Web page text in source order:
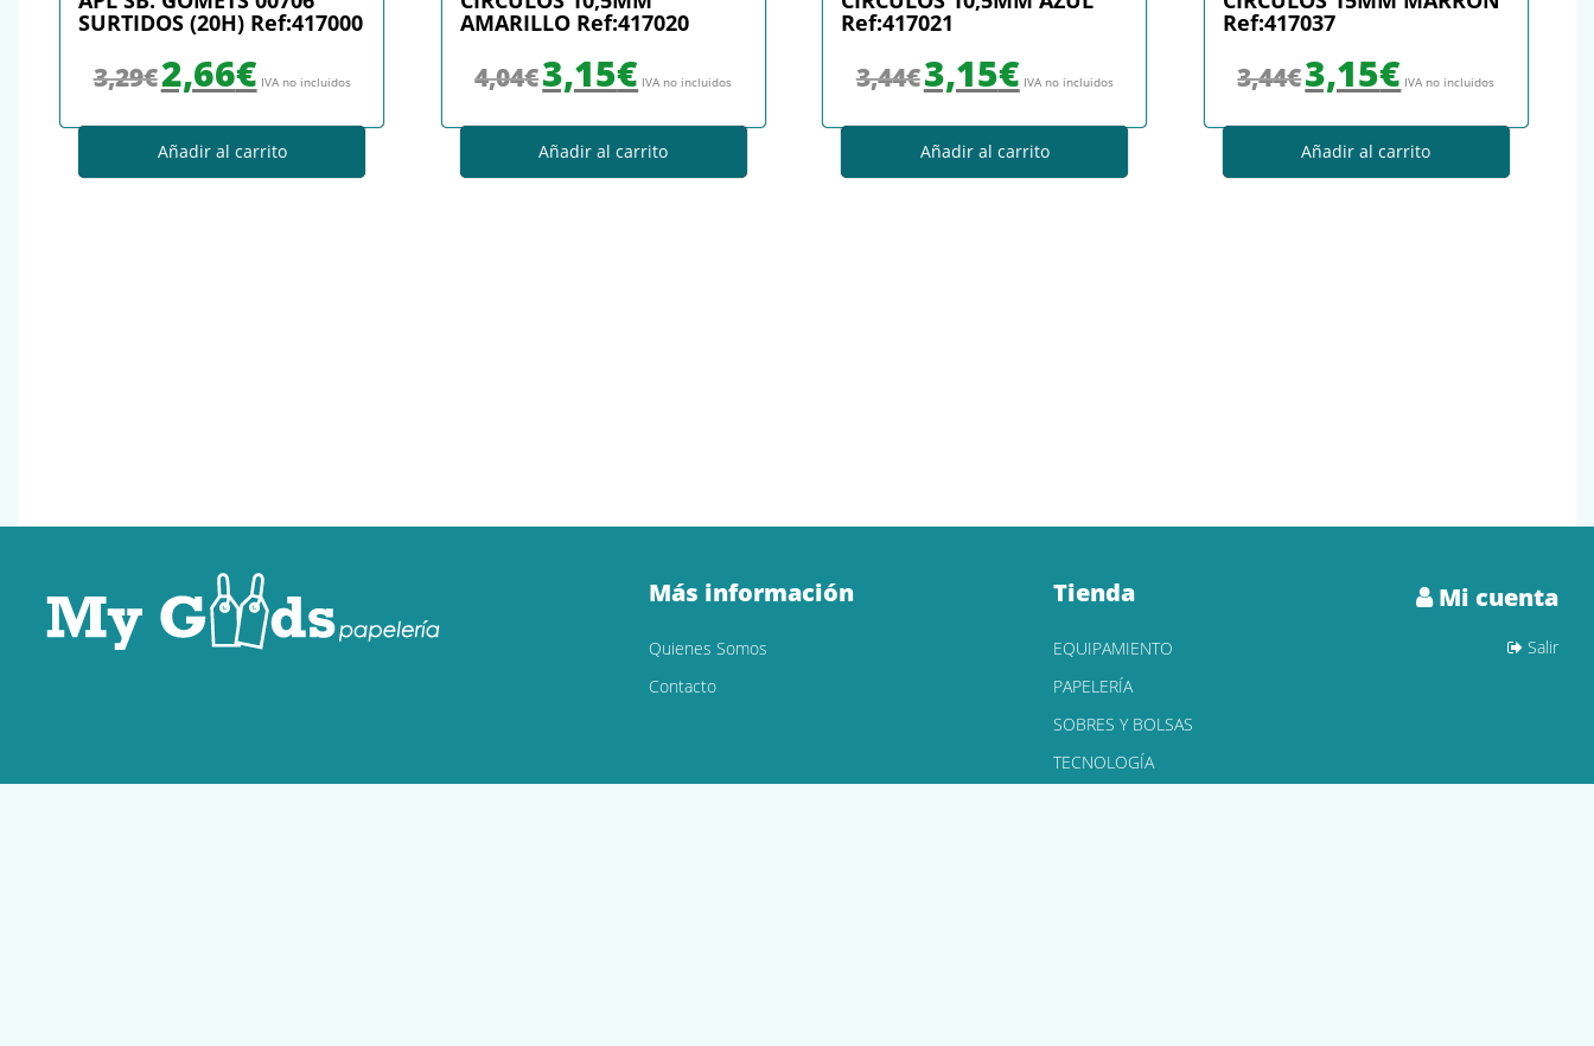
SURTIDOS (20H) Ref:417000
3,29€2,66€ IVA no incluidos
Añadir al carrito
AMARILLO Ref:417020
4,04€3,15€ IVA no incluidos
Añadir al carrito
Ref:417021
3,44€3,15€ IVA no incluidos
Añadir al carrito
Ref:417037
3,44€3,15€ IVA no incluidos
Añadir al carrito
Más información
Quienes Somos
Contacto
Tienda
EQUIPAMIENTO
PAPELERÍA
SOBRES Y BOLSAS
TECNOLOGÍA
Mi cuenta
Salir